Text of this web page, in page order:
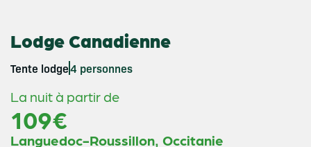
Lodge Canadienne
Tente lodge4 personnes
La nuit à partir de
109€
Languedoc-Roussillon, Occitanie